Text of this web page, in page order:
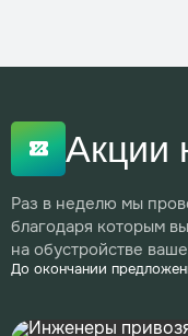
Акции
Раз в неделю мы
благодаря которым
на обустройстве
До окончании